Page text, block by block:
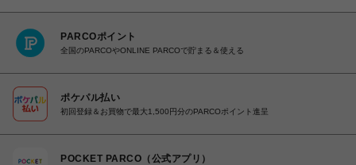
PARCOポイント
全国のPARCOやONLINE PARCOで貯まる＆使える
ポケパル払い
初回登録＆お買物で最大1,500円分のPARCOポイント進呈
POCKET PARCO（公式アプリ）